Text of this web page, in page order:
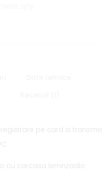
pe card si
cu carcasa lemn,radio